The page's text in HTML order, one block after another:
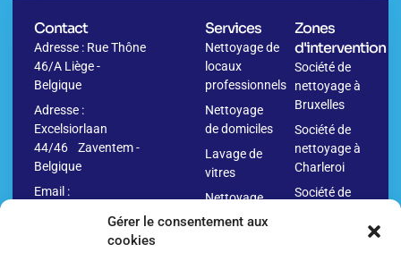
Gérer le consentement aux
cookies
Contact
Adresse : Rue Thône
46/A Liège -
Belgique
Adresse :
Excelsiorlaan
44/46 Zaventem -
Belgique
Email :
Services
Nettoyage de
locaux
professionnels
Nettoyage
de domiciles
Lavage de
vitres
Nettoyage
avant
Zones
d'intervention
Société de
nettoyage à
Bruxelles
Société de
nettoyage à
Charleroi
Société de